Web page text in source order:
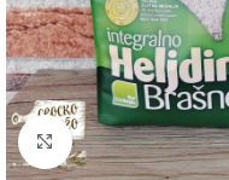
Kliknite za uvećanje